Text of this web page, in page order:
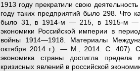
1913 году прекратили свою
году таких предприятий было 298. Что
было 31, в 1914-м — 215, в 1915-м
экономики Российской империи в
войны 1914—1918. Материалы
октября 2014 г.). — М., 2014. С. 407).
экономика страны достигла предела
кризисных явлений в российской